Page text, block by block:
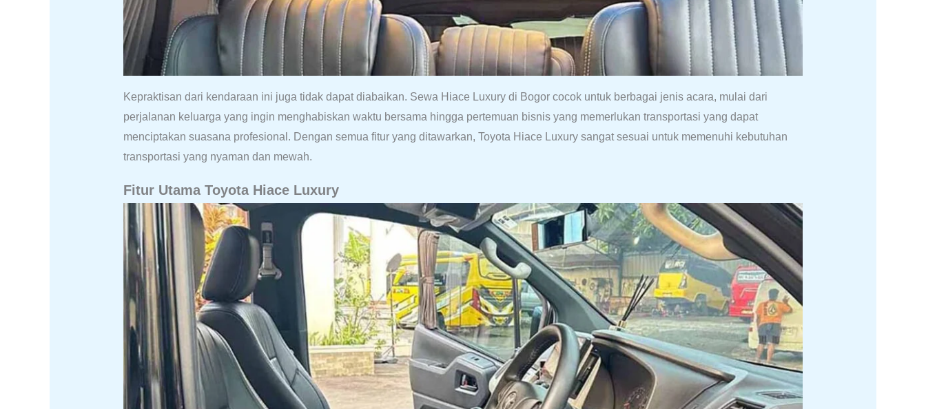
Kepraktisan dari kendaraan ini juga tidak dapat diabaikan. Sewa Hiace Luxury di Bogor cocok untuk berbagai jenis acara, mulai dari
perjalanan keluarga yang ingin menghabiskan waktu bersama hingga pertemuan bisnis yang memerlukan transportasi yang dapat
menciptakan suasana profesional. Dengan semua fitur yang ditawarkan, Toyota Hiace Luxury sangat sesuai untuk memenuhi kebutuhan
transportasi yang nyaman dan mewah.
Fitur Utama Toyota Hiace Luxury